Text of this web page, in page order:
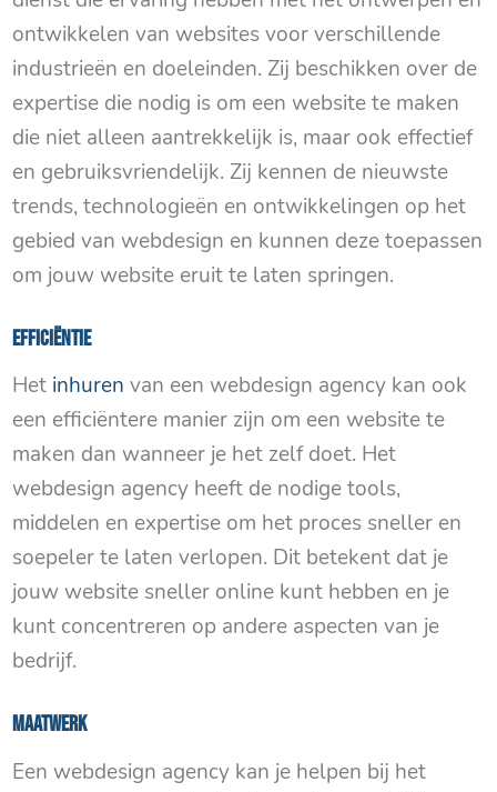
ontwikkelen van websites voor verschillende
industrieën en doeleinden. Zij beschikken over de
expertise die nodig is om een ​​website te maken
die niet alleen aantrekkelijk is, maar ook effectief
en gebruiksvriendelijk. Zij kennen de nieuwste
trends, technologieën en ontwikkelingen op het
gebied van webdesign en kunnen deze toepassen
om jouw website eruit te laten springen.
Efficiëntie
Het inhuren van een webdesign agency kan ook
een efficiëntere manier zijn om een ​​website te
maken dan wanneer je het zelf doet. Het
webdesign agency heeft de nodige tools,
middelen en expertise om het proces sneller en
soepeler te laten verlopen. Dit betekent dat je
jouw website sneller online kunt hebben en je
kunt concentreren op andere aspecten van je
bedrijf.
Maatwerk
Een webdesign agency kan je helpen bij het